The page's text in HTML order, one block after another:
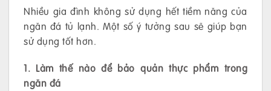
Nhiều gia đình không sử dụng hết tiềm năng của
ngăn đá tủ lạnh. Một số ý tưởng sau sẽ giúp bạn
sử dụng tốt hơn.
1. Làm thế nào để bảo quản thực phẩm trong
ngăn đá